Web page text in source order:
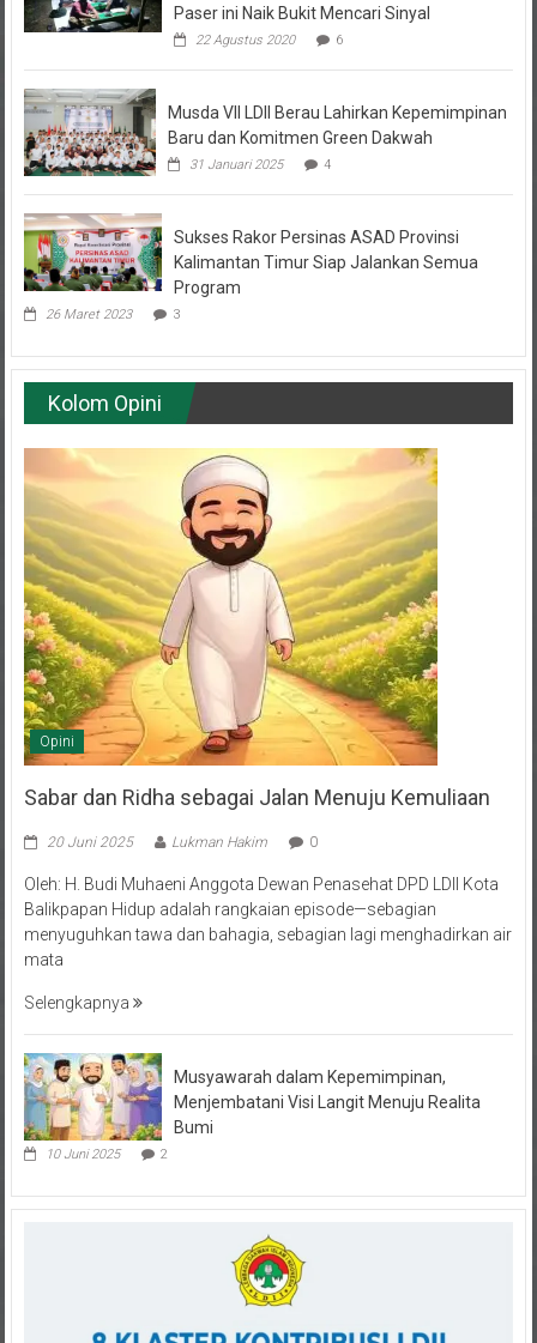
22 Agustus 2020 6
Baru dan Komitmen Green Dakwah
31 Januari 2025 4
Kalimantan Timur Siap Jalankan Semua
Program
26 Maret 2023 3
Kolom Opini
Opini
Sabar dan Ridha sebagai Jalan Menuju Kemuliaan
Balikpapan Hidup adalah rangkaian episode—sebagian
menyuguhkan tawa dan bahagia, sebagian lagi menghadirkan air
mata
Menjembatani Visi Langit Menuju Realita
Bumi
10 Juni 2025 2